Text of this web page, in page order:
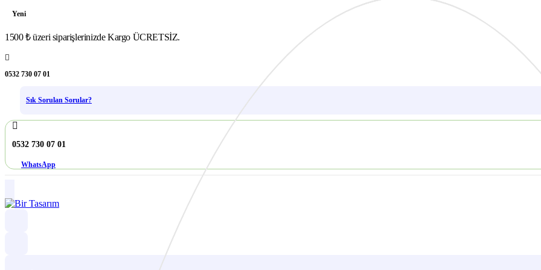
Yeni
1500 ₺ üzeri siparişlerinizde Kargo ÜCRETSİZ.
0532 730 07 01
Sık Sorulan Sorular?
0532 730 07 01
WhatsApp